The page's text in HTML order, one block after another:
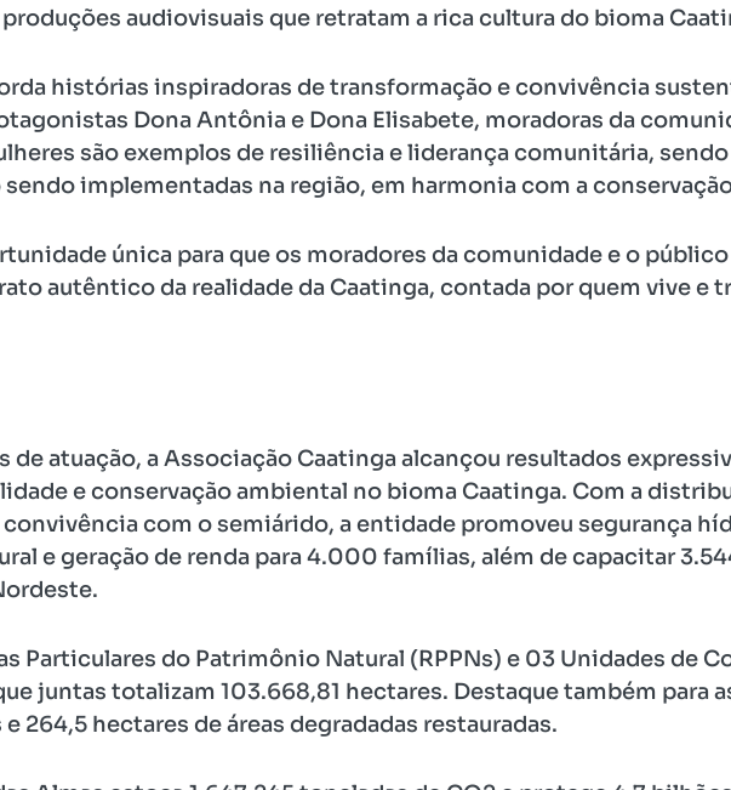
audiovisuais que retratam a rica cultura do bioma
histórias inspiradoras de transformação e convivência
Dona Antônia e Dona Elisabete, moradoras da
são exemplos de resiliência e liderança comunitária,
sendo implementadas na região, em harmonia com a
única para que os moradores da comunidade e o
autêntico da realidade da Caatinga, contada por quem vive e
de atuação, a Associação Caatinga alcançou resultados
e conservação ambiental no bioma Caatinga. Com a
com o semiárido, a entidade promoveu segurança
e geração de renda para 4.000 famílias, além de capacitar
Particulares do Patrimônio Natural (RPPNs) e 03 Unidades de
juntas totalizam 103.668,81 hectares. Destaque também para
264,5 hectares de áreas degradadas restauradas.